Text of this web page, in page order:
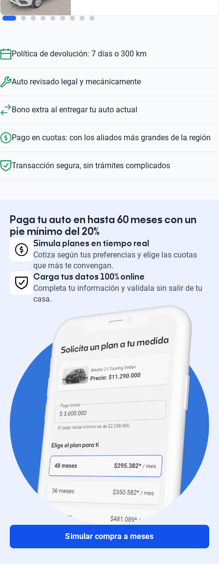
Política de devolución: 7 días o 300 km
Auto revisado legal y mecánicamente
Bono extra al entregar tu auto actual
Pago en cuotas: con los aliados más grandes de la región
Transacción segura, sin trámites complicados
Paga tu auto en hasta 60 meses con un
pie mínimo del 20%
Simula planes en tiempo real
Cotiza según tus preferencias y elige las cuotas
que más te convengan.
Carga tus datos 100% online
Completa tu información y valídala sin salir de tu
casa.
Simular compra a meses